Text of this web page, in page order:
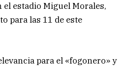
el estadio Miguel Morales,
para las 11 de este
para el «fogonero» y